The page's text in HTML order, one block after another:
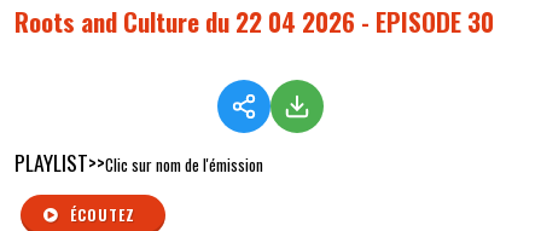
Roots and Culture du 22 04 2026 - EPISODE 30
PLAYLIST>>Clic sur nom de l'émission
ÉCOUTEZ